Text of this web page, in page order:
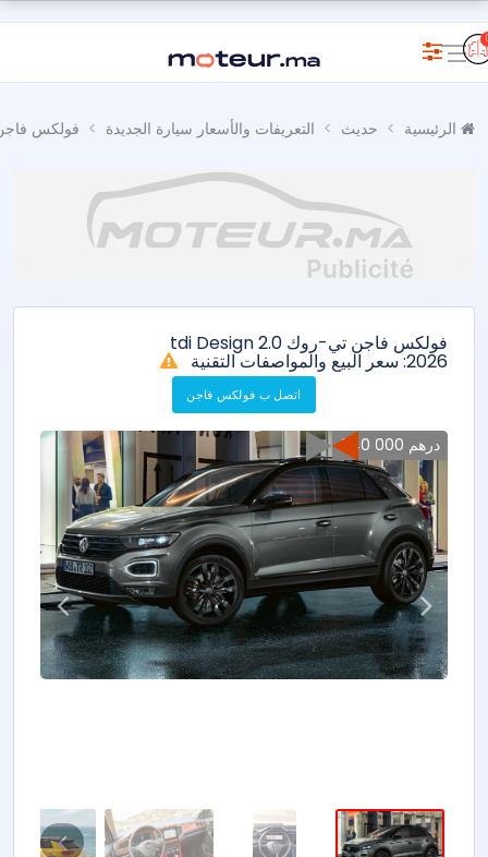
حديث التعريفات والأسعار سيارة الجديدة فولكس
فولكس فاجن تي-روك 2.0 tdi Design
2026: سعر البيع والمواصفات التقنية
اتصل ب فولكس فاجن
340 000 درهم